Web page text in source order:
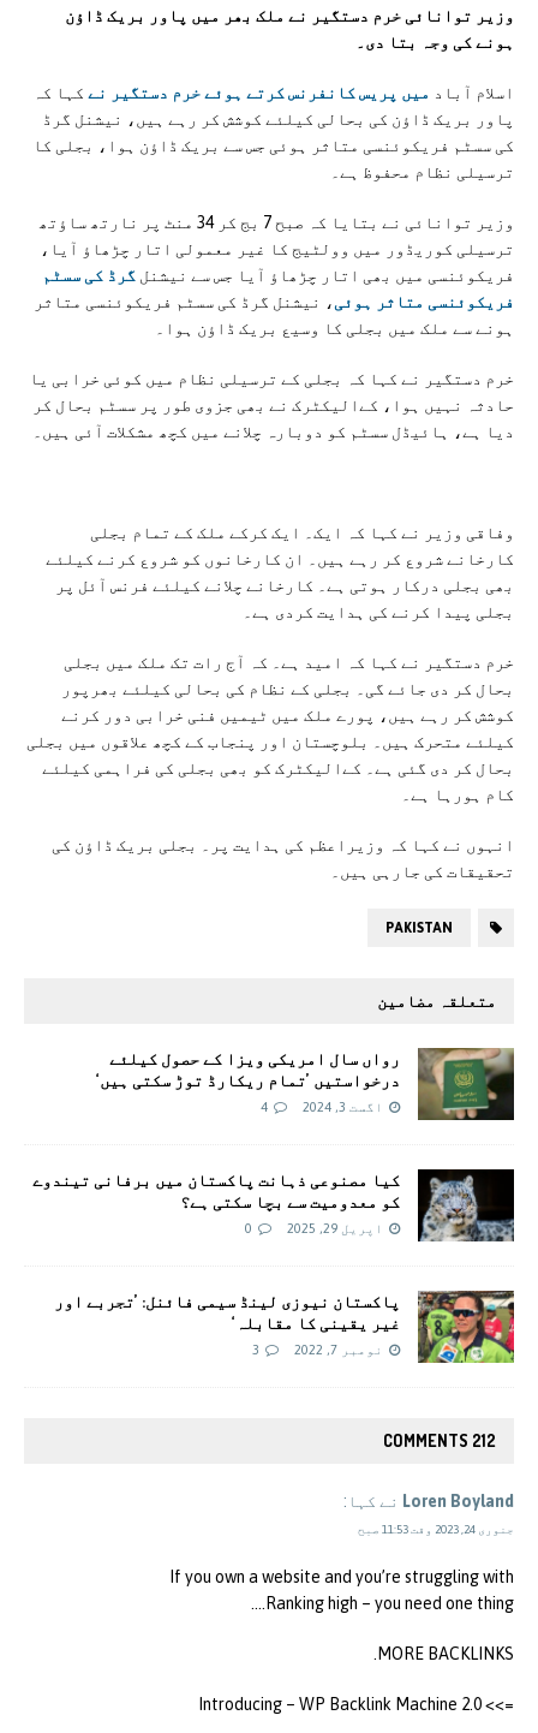
وزیر توانائی خرم دستگیر نے ملک بھر میں پاور بریک ڈاؤن
ہونے کی وجہ بتا دی۔
اسلام آباد میں پریس کانفرنس کرتے ہوئے خرم دستگیر نے کہا کہ
پاور بریک ڈاؤن کی بحالی کیلئے کوشش کر رہے ہیں، نیشنل گرڈ
کی سسٹم فریکوئنسی متاثر ہوئی جس سے بریک ڈاؤن ہوا، بجلی کا
ترسیلی نظام محفوظ ہے۔
وزیر توانائی نے بتایا کہ صبح 7 بج کر 34 منٹ پر نارتھ ساؤتھ
ترسیلی کوریڈور میں وولٹیج کا غیر معمولی اتار چڑھاؤ آیا،
فریکوئنسی میں بھی اتار چڑھاؤ آیا جس سے نیشنل گرڈ کی سسٹم
فریکوئنسی متاثر ہوئی، نیشنل گرڈ کی سسٹم فریکوئنسی متاثر
ہونے سے ملک میں بجلی کا وسیع بریک ڈاؤن ہوا۔
خرم دستگیر نے کہا کہ بجلی کے ترسیلی نظام میں کوئی خرابی یا
حادثہ نہیں ہوا، کےالیکٹرک نے بھی جزوی طور پر سسٹم بحال کر
دیا ہے، ہائیڈل سسٹم کو دوبارہ چلانے میں کچھ مشکلات آئی ہیں۔
وفاقی وزیر نے کہا کہ ایک۔ ایک کرکے ملک کے تمام بجلی
کارخانے شروع کر رہے ہیں۔ ان کارخانوں کو شروع کرنے کیلئے
بھی بجلی درکار ہوتی ہے۔ کارخانے چلانے کیلئے فرنس آئل پر
بجلی پیدا کرنے کی ہدایت کردی ہے۔
خرم دستگیر نے کہا کہ امید ہے۔ کہ آج رات تک ملک میں بجلی
بحال کر دی جائے گی۔ بجلی کے نظام کی بحالی کیلئے بھرپور
کوشش کر رہے ہیں، پورے ملک میں ٹیمیں فنی خرابی دور کرنے
کیلئے متحرک ہیں۔ بلوچستان اور پنجاب کے کچھ علاقوں میں بجلی
بحال کر دی گئی ہے۔ کےالیکٹرک کو بھی بجلی کی فراہمی کیلئے
کام ہورہا ہے۔
انہوں نے کہا کہ وزیراعظم کی ہدایت پر۔ بجلی بریک ڈاؤن کی
تحقیقات کی جارہی ہیں۔
PAKISTAN
متعلقہ مضامین
رواں سال امریکی ویزا کے حصول کیلئے
درخواستیں ’تمام ریکارڈ توڑ سکتی ہیں‘
اگست 3, 2024 4
کیا مصنوعی ذہانت پاکستان میں برفانی تیندوے
کو معدومیت سے بچا سکتی ہے؟
اپریل 29, 2025 0
پاکستان نیوزی لینڈ سیمی فائنل: ’تجربے اور
غیر یقینی کا مقابلہ‘
نومبر 7, 2022 3
212 COMMENTS
Loren Boyland نے کہا:
جنوری 24, 2023 وقت 11:53 صبح
If you own a website and you’re struggling with
Ranking high – you need one thing….
MORE BACKLINKS.
=>> Introducing – WP Backlink Machine 2.0